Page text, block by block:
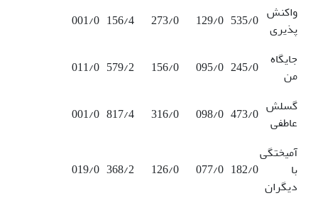
واکنش
پذیری 535/0
129/0
273/0
156/4
001/0
جایگاه
من
245/0
095/0
156/0
579/2
011/0
گسلش
عاطفی 473/0
098/0
316/0
817/4
001/0
آمیختگی
با
دیگران
182/0
077/0
126/0
368/2
019/0